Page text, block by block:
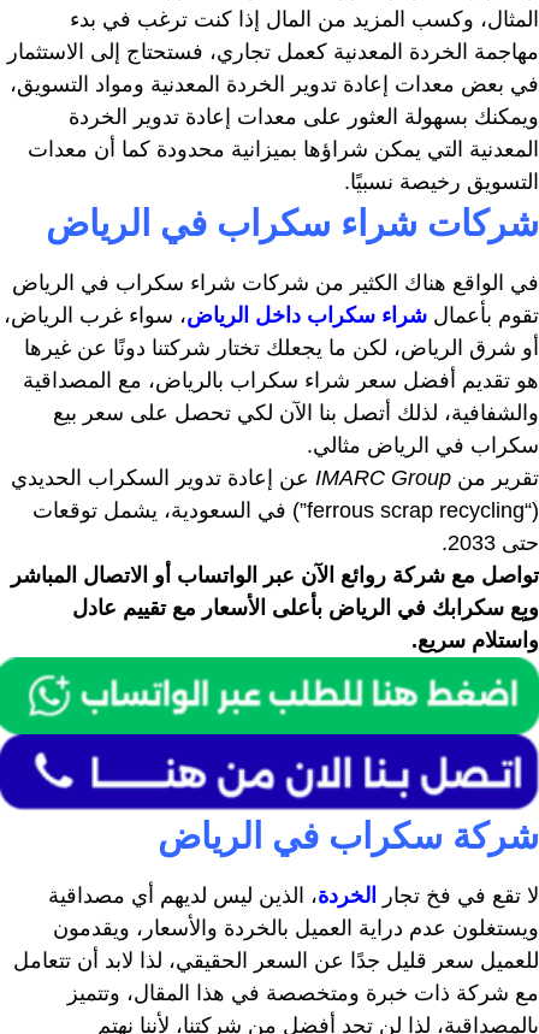
المثال، وكسب المزيد من المال إذا كنت ترغب في بدء
مهاجمة الخردة المعدنية كعمل تجاري، فستحتاج إلى الاستثمار
في بعض معدات إعادة تدوير الخردة المعدنية ومواد التسويق،
ويمكنك بسهولة العثور على معدات إعادة تدوير الخردة
المعدنية التي يمكن شراؤها بميزانية محدودة كما أن معدات
التسويق رخيصة نسبيًا.
شركات شراء سكراب في الرياض
في الواقع هناك الكثير من شركات شراء سكراب في الرياض
تقوم بأعمال شراء سكراب داخل الرياض، سواء غرب الرياض،
أو شرق الرياض، لكن ما يجعلك تختار شركتنا دونًا عن غيرها
هو تقديم أفضل سعر شراء سكراب بالرياض، مع المصداقية
والشفافية، لذلك أتصل بنا الآن لكي تحصل على سعر بيع
سكراب في الرياض مثالي.
تقرير من IMARC Group عن إعادة تدوير السكراب الحديدي
(“ferrous scrap recycling”) في السعودية، يشمل توقعات
حتى 2033.
تواصل مع شركة روائع الآن عبر الواتساب أو الاتصال المباشر
وبِع سكرابك في الرياض بأعلى الأسعار مع تقييم عادل
واستلام سريع.
شركة سكراب في الرياض
لا تقع في فخ تجار الخردة، الذين ليس لديهم أي مصداقية
ويستغلون عدم دراية العميل بالخردة والأسعار، ويقدمون
للعميل سعر قليل جدًا عن السعر الحقيقي، لذا لابد أن تتعامل
مع شركة ذات خبرة ومتخصصة في هذا المقال، وتتميز
بالمصداقية، لذا لن تجد أفضل من شركتنا، لأننا نهتم